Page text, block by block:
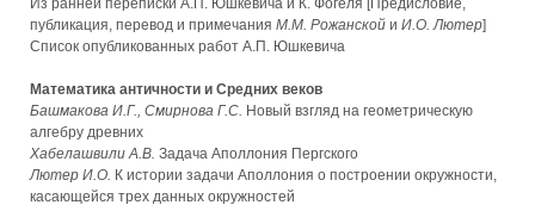
Из ранней переписки А.П. Юшкевича и К. Фогеля [Предисловие,
публикация, перевод и примечания М.М. Рожанской и И.О. Лютер]
Список опубликованных работ А.П. Юшкевича
Математика античности и Средних веков
Башмакова И.Г., Смирнова Г.С. Новый взгляд на геометрическую
алгебру древних
Хабелашвили А.В. Задача Аполлония Пергского
Лютер И.О. К истории задачи Аполлония о построении окружности,
касающейся трех данных окружностей